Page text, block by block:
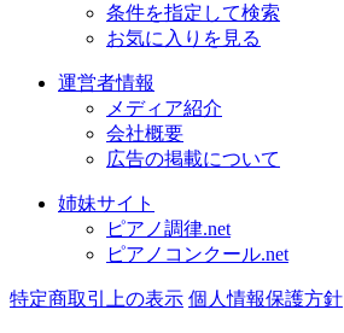
条件を指定して検索
お気に入りを見る
運営者情報
メディア紹介
会社概要
広告の掲載について
姉妹サイト
ピアノ調律.net
ピアノコンクール.net
特定商取引上の表示 個人情報保護方針